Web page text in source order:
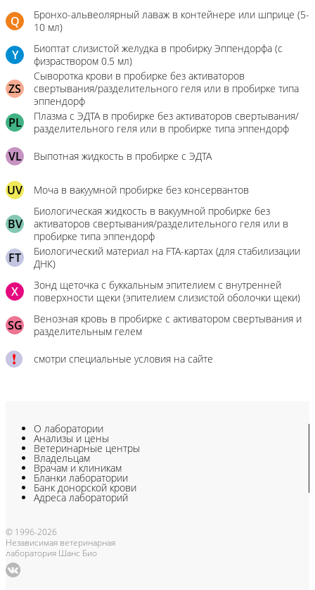
Q
Бронхо-альвеолярный лаваж в контейнере или шприце (5-
10 мл)
Y
Биоптат слизистой желудка в пробирку Эппендорфа (с
физраствором 0.5 мл)
ZS
Сыворотка крови в пробирке без активаторов
свертывания/разделительного геля или в пробирке типа
эппендорф
PL
Плазма с ЭДТА в пробирке без активаторов свертывания/
разделительного геля или в пробирке типа эппендорф
VL Выпотная жидкость в пробирке с ЭДТА
UV Моча в вакуумной пробирке без консервантов
BV
Биологическая жидкость в вакуумной пробирке без
активаторов свертывания/разделительного геля или в
пробирке типа эппендорф
FT
Биологический материал на FTA-картах (для стабилизации
ДНК)
X
Зонд щеточка с буккальным эпителием с внутренней
поверхности щеки (эпителием слизистой оболочки щеки)
SG
Венозная кровь в пробирке с активатором свертывания и
разделительным гелем
смотри специальные условия на сайте
О лаборатории
Анализы и цены
Ветеринарные центры
Владельцам
Врачам и клиникам
Бланки лаборатории
Банк донорской крови
Адреса лабораторий
© 1996-2026
Независимая ветеринарная
лаборатория Шанс Био